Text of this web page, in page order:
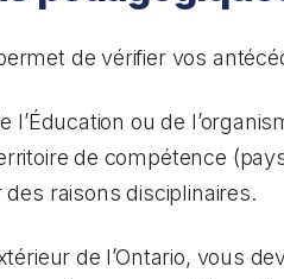
de vérifier vos
l’Éducation ou de
de compétence
raisons disciplinaires.
de l’Ontario, vous